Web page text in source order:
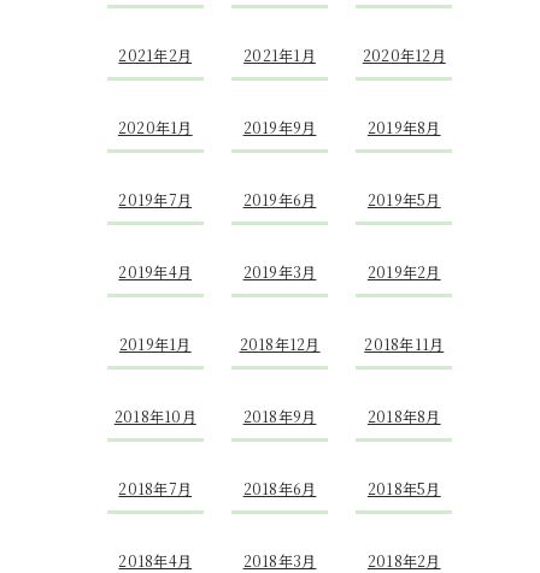
2021年2月 2021年1月 2020年12月
2020年1月 2019年9月 2019年8月
2019年7月 2019年6月 2019年5月
2019年4月 2019年3月 2019年2月
2019年1月 2018年12月 2018年11月
2018年10月 2018年9月 2018年8月
2018年7月 2018年6月 2018年5月
2018年4月 2018年3月 2018年2月